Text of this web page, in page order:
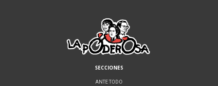
SECCIONES
ANTE TODO